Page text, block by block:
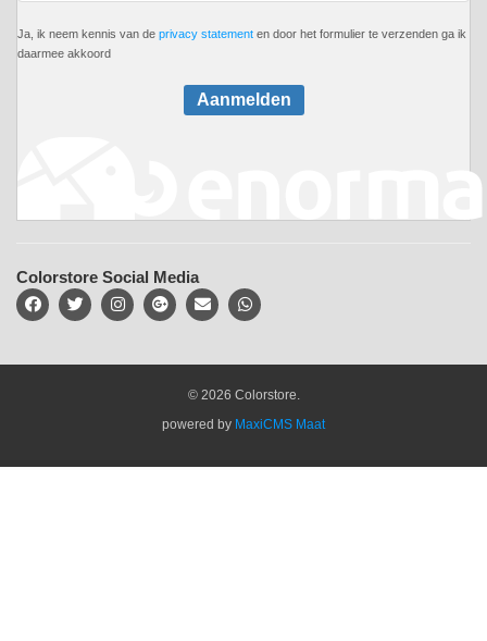
Ja, ik neem kennis van de privacy statement en door het formulier te verzenden ga ik
daarmee akkoord
Aanmelden
Colorstore Social Media
© 2026 Colorstore.
powered by MaxiCMS Maat